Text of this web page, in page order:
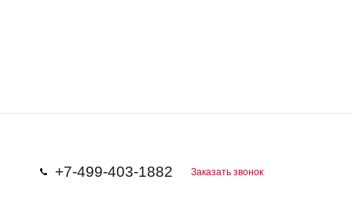
+7-499-403-1882 Заказать звонок